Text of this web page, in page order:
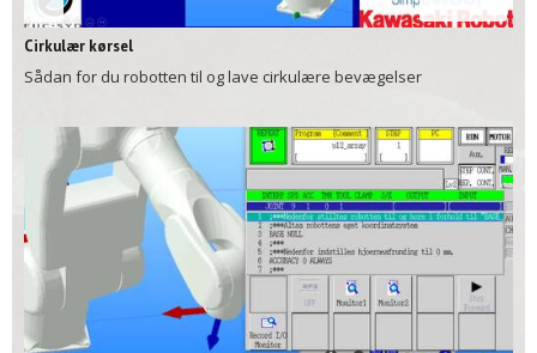
Cirkulær kørsel
Sådan for du robotten til og lave cirkulære bevægelser